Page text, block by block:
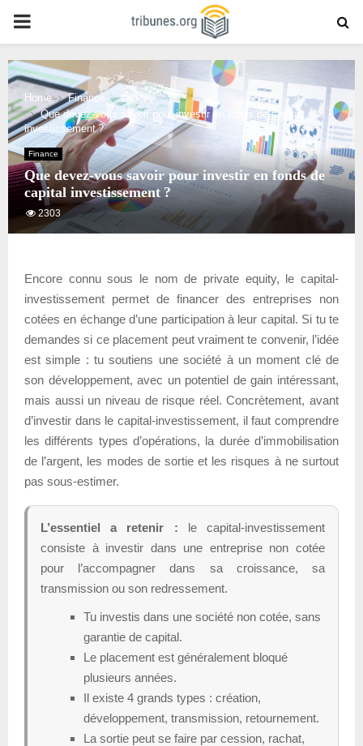
PRIMARY
MENU
Home
Finance
Que devez-vous savoir pour investir en fonds de capital
investissement ?
Finance
Que devez-vous savoir pour investir en fonds de
capital investissement ?
2303
Encore connu sous le nom de private equity, le capital-
investissement permet de financer des entreprises non
cotées en échange d’une participation à leur capital. Si tu te
demandes si ce placement peut vraiment te convenir, l’idée
est simple : tu soutiens une société à un moment clé de
son développement, avec un potentiel de gain intéressant,
mais aussi un niveau de risque réel. Concrètement, avant
d’investir dans le capital-investissement, il faut comprendre
les différents types d’opérations, la durée d’immobilisation
de l’argent, les modes de sortie et les risques à ne surtout
pas sous-estimer.
L’essentiel a retenir : le capital-investissement
consiste à investir dans une entreprise non cotée
pour l’accompagner dans sa croissance, sa
transmission ou son redressement.
Tu investis dans une société non cotée, sans
garantie de capital.
Le placement est généralement bloqué
plusieurs années.
Il existe 4 grands types : création,
développement, transmission, retournement.
La sortie peut se faire par cession, rachat,